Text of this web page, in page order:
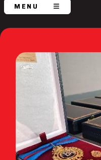
MENU